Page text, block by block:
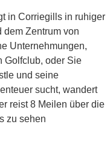
in Corriegills in ruhiger
dem Zentrum von
Unternehmungen,
Golfclub, oder Sie
und seine
sucht, wandert
reist 8 Meilen über die
zu sehen